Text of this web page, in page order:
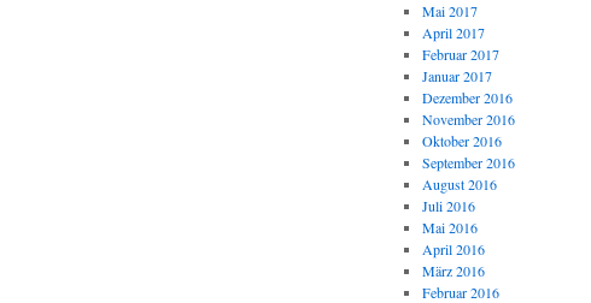
Mai 2017
April 2017
Februar 2017
Januar 2017
Dezember 2016
November 2016
Oktober 2016
September 2016
August 2016
Juli 2016
Mai 2016
April 2016
März 2016
Februar 2016